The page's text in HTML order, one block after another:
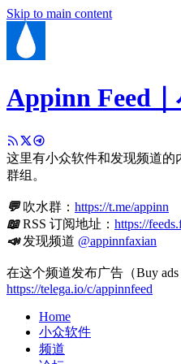
Skip to main content
Appinn Feed
这里有小众软件和发现频道
群组。
💬吹水群： https://t.me/appinn
📖RSS 订阅地址： https://
📣发现频道 @appinnfaxian
在这个频道发布广告（Buy ads
https://telega.io/c/appinnfeed
Home
小众软件
频道